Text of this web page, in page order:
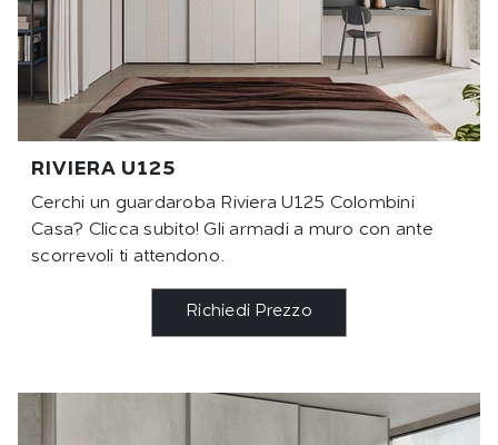
RIVIERA U125
Cerchi un guardaroba Riviera U125 Colombini
Casa? Clicca subito! Gli armadi a muro con ante
scorrevoli ti attendono.
Richiedi Prezzo